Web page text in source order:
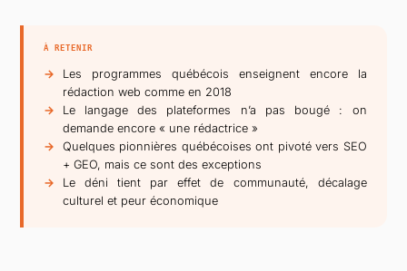
À RETENIR
Les programmes québécois enseignent encore la
rédaction web comme en 2018
Le langage des plateformes n’a pas bougé : on
demande encore « une rédactrice »
Quelques pionnières québécoises ont pivoté vers SEO
+ GEO, mais ce sont des exceptions
Le déni tient par effet de communauté, décalage
culturel et peur économique